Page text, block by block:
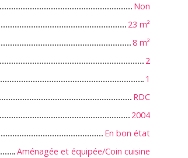
Non
23 m²
8 m²
2
1
RDC
2004
En bon état
Aménagée et équipée/Coin cuisine